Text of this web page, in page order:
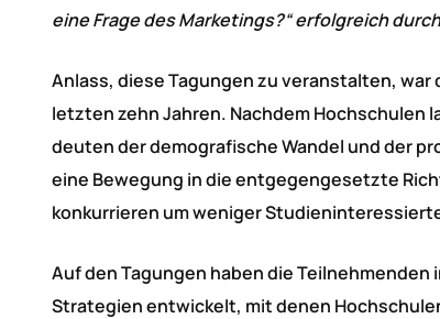
eine Frage des Marketings?“ erfolgreich
Anlass, diese Tagungen zu veranstalten,
letzten zehn Jahren. Nachdem
deuten der demografische Wandel und der
eine Bewegung in die entgegengesetzte
konkurrieren um weniger
Auf den Tagungen haben die
Strategien entwickelt, mit denen